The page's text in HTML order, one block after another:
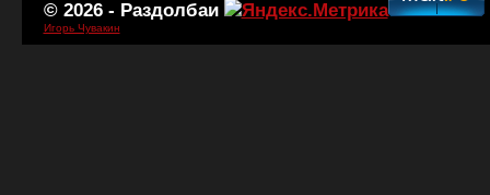
© 2026 - Раздолбаи
Игорь Чувакин